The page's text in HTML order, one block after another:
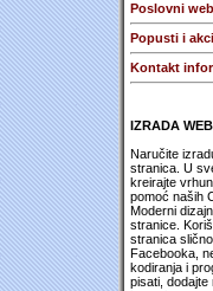
Poslovni
Popusti i
Kontakt
IZRADA
Naručite
stranica. U
kreirajte
pomoć naših
Moderni
stranice.
stranica
Facebooka,
kodiranja i
pisati, dodajte